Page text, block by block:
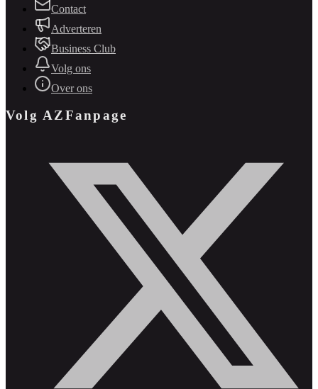
Contact
Adverteren
Business Club
Volg ons
Over ons
Volg AZFanpage